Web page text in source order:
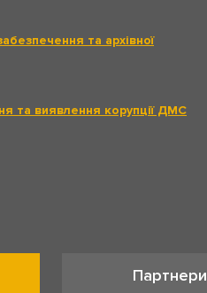
та архівної
та виявлення корупції ДМС
Партнери